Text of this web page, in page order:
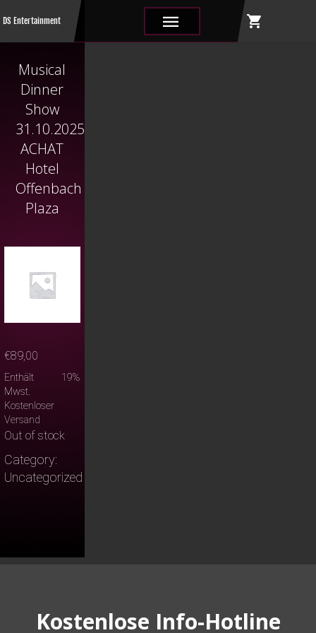
DS Entertainment ||| shopping_cart
Musical
Dinner
Show
31.10.2025
ACHAT
Hotel
Offenbach
Plaza
€89,00
Enthält 19%
Mwst.
Kostenloser
Versand
Out of stock
Category:
Uncategorized
Kostenlose Info-Hotline